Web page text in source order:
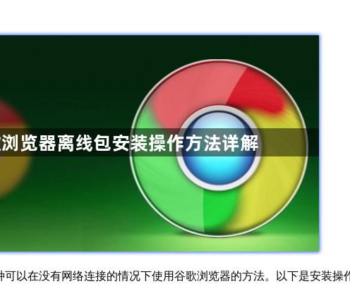
可以在没有网络连接的情况下使用谷歌浏览器的方法。以下是安装操